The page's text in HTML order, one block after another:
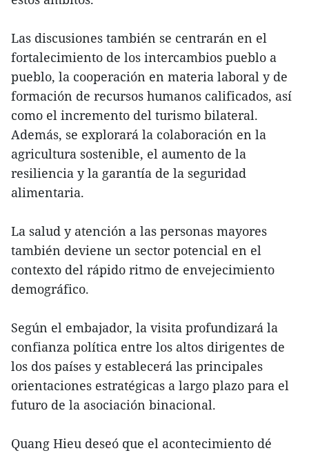
Las discusiones también se centrarán en el
fortalecimiento de los intercambios pueblo a
pueblo, la cooperación en materia laboral y de
formación de recursos humanos calificados, así
como el incremento del turismo bilateral.
Además, se explorará la colaboración en la
agricultura sostenible, el aumento de la
resiliencia y la garantía de la seguridad
alimentaria.
La salud y atención a las personas mayores
también deviene un sector potencial en el
contexto del rápido ritmo de envejecimiento
demográfico.
Según el embajador, la visita profundizará la
confianza política entre los altos dirigentes de
los dos países y establecerá las principales
orientaciones estratégicas a largo plazo para el
futuro de la asociación binacional.
Quang Hieu deseó que el acontecimiento dé